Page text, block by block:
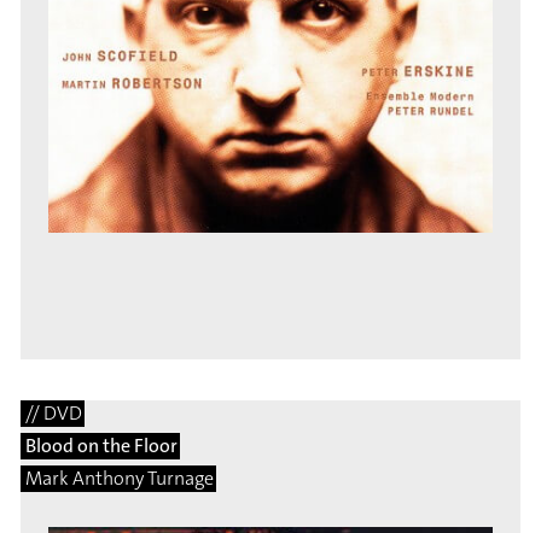
// DVD
Blood on the Floor
Mark Anthony Turnage